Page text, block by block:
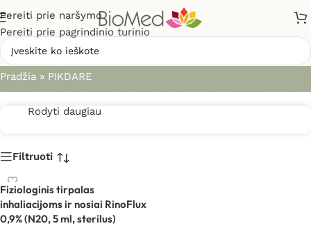
Pereiti prie naršymo
Pereiti prie pagrindinio turinio
PIKDARE
Pradžia » PIKDARE
Rodyti daugiau
Filtruoti
Fiziologinis tirpalas
inhaliacijoms ir nosiai RinoFlux
0,9% (N20, 5 ml, sterilus)